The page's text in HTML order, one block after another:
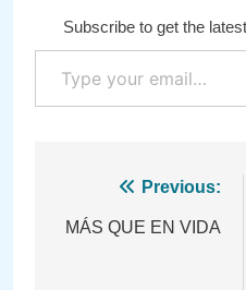
Subscribe to get the
Type your email…
Navegación
de
Previous:
MÁS QUE EN VIDA